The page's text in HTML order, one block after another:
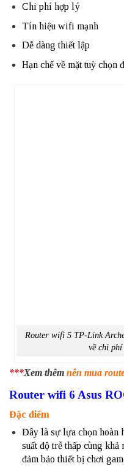
Chi phí hợp lý
Tín hiệu wifi mạnh
Dễ dàng thiết lập
Hạn chế về mặt tuỳ chọn
Router wifi 5TP-Link
về chi
***Xem thêm nên mua
Router wifi 6 Asus
Đặc điểm
Đây là sự lựa chọn hoàn
suất độ trễ thấp cùng khả
đảm bảo thiết bị chơi